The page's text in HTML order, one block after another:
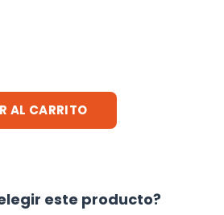
AL CARRITO
este producto?